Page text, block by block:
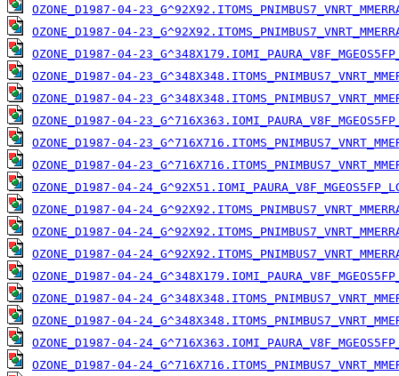
OZONE_D1987-04-
OZONE_D1987-04-
OZONE_D1987-04-
OZONE_D1987-04-
OZONE_D1987-04-
OZONE_D1987-04-
OZONE_D1987-04-
OZONE_D1987-04-
OZONE_D1987-04-
OZONE_D1987-04-
OZONE_D1987-04-
OZONE_D1987-04-
OZONE_D1987-04-
OZONE_D1987-04-
OZONE_D1987-04-
OZONE_D1987-04-
OZONE_D1987-04-